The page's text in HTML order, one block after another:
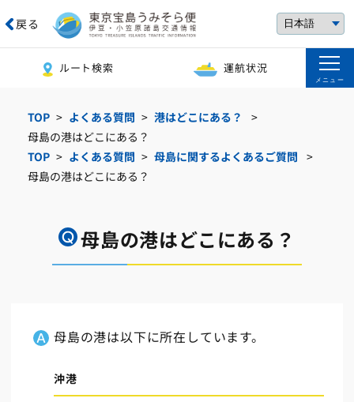
戻る
ルート検索 運航状況
メニュー
TOP よくある質問
港はどこにある？
母島の港はどこにある？
TOP
よくある質問
母島に関するよくあるご質問
母島の港はどこにある？
母島の港はどこにある？
母島の港は以下に所在しています。
沖港